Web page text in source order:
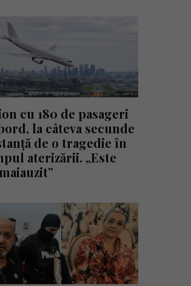
cu 180 de pasageri
la câteva secunde
de o tragedie în
aterizării. „Este